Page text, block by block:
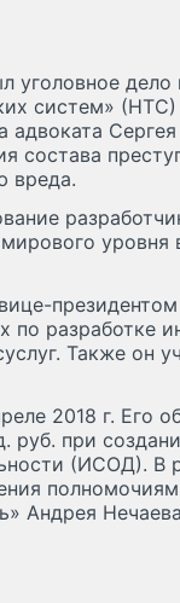
уголовное дело
систем»
состава
вреда.
уровня
по разработке
Также он
2018 г. Его
руб. при
(ИСОД). В
Андрея